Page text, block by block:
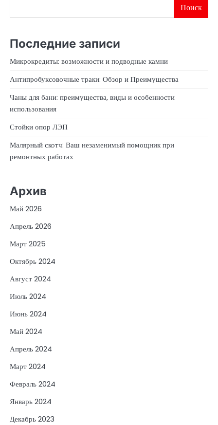
Поиск
Последние записи
Микрокредиты: возможности и подводные камни
Антипробуксовочные траки: Обзор и Преимущества
Чаны для бани: преимущества, виды и особенности
использования
Стойки опор ЛЭП
Малярный скотч: Ваш незаменимый помощник при
ремонтных работах
Архив
Май 2026
Апрель 2026
Март 2025
Октябрь 2024
Август 2024
Июль 2024
Июнь 2024
Май 2024
Апрель 2024
Март 2024
Февраль 2024
Январь 2024
Декабрь 2023